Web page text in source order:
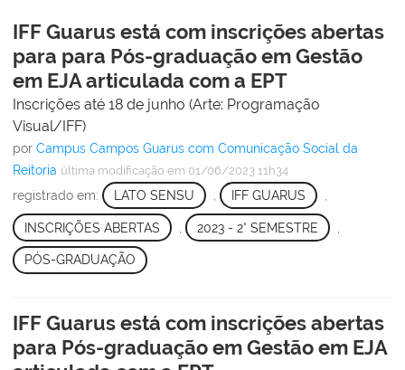
IFF Guarus está com inscrições abertas
para para Pós-graduação em Gestão
em EJA articulada com a EPT
Inscrições até 18 de junho (Arte: Programação
Visual/IFF)
por Campus Campos Guarus com Comunicação Social da
Reitoria última modificação em 01/06/2023 11h34
registrado em: LATO SENSU IFF GUARUS
INSCRIÇÕES ABERTAS 2023 - 2° SEMESTRE
PÓS-GRADUAÇÃO
IFF Guarus está com inscrições abertas
para Pós-graduação em Gestão em EJA